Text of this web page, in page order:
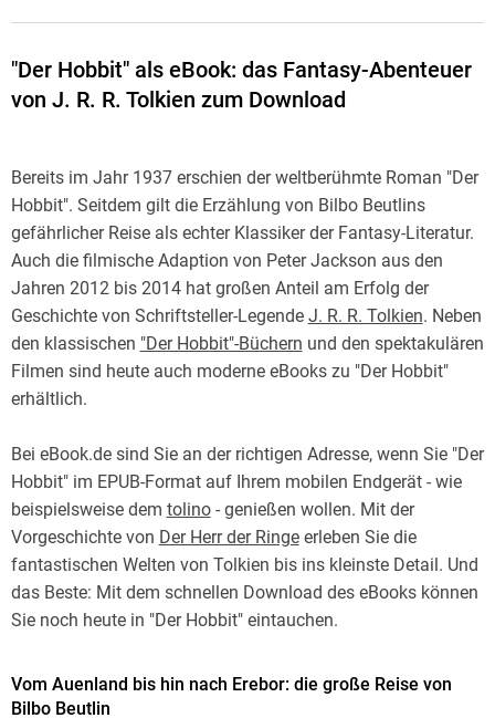
"Der Hobbit" als eBook: das Fantasy-Abenteuer
von J. R. R. Tolkien zum Download
Bereits im Jahr 1937 erschien der weltberühmte Roman "Der
Hobbit". Seitdem gilt die Erzählung von Bilbo Beutlins
gefährlicher Reise als echter Klassiker der Fantasy-Literatur.
Auch die filmische Adaption von Peter Jackson aus den
Jahren 2012 bis 2014 hat großen Anteil am Erfolg der
Geschichte von Schriftsteller-Legende J. R. R. Tolkien. Neben
den klassischen "Der Hobbit"-Büchern und den spektakulären
Filmen sind heute auch moderne eBooks zu "Der Hobbit"
erhältlich.
Bei eBook.de sind Sie an der richtigen Adresse, wenn Sie "Der
Hobbit" im EPUB-Format auf Ihrem mobilen Endgerät - wie
beispielsweise dem tolino- genießen wollen. Mit der
Vorgeschichte von Der Herr der Ringeerleben Sie die
fantastischen Welten von Tolkien bis ins kleinste Detail. Und
das Beste: Mit dem schnellen Download des eBooks können
Sie noch heute in "Der Hobbit" eintauchen.
Vom Auenland bis hin nach Erebor: die große Reise von
Bilbo Beutlin